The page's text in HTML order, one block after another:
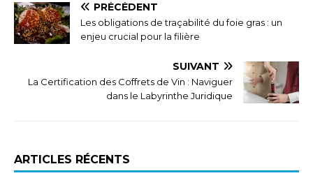
PRÉCÉDENT
Les obligations de traçabilité du foie gras : un
enjeu crucial pour la filière
SUIVANT
La Certification des Coffrets de Vin : Naviguer
dans le Labyrinthe Juridique
ARTICLES RÉCENTS